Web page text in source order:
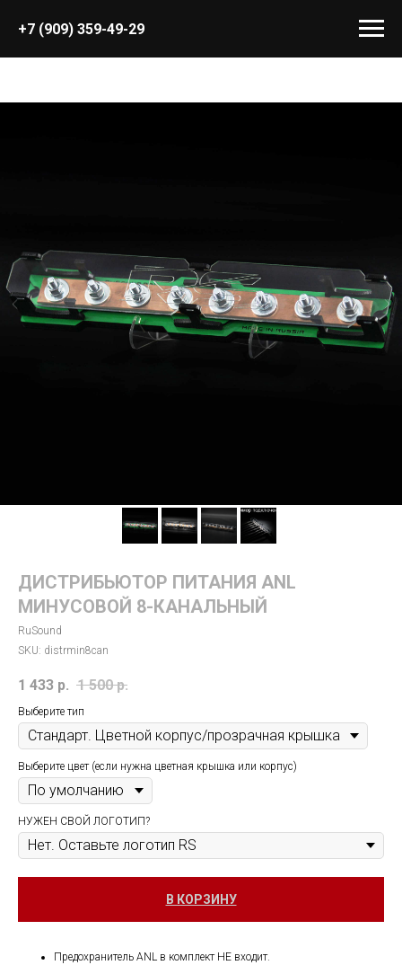
+7 (909) 359-49-29
ДИСТРИБЬЮТОР ПИТАНИЯ ANL
МИНУСОВОЙ 8-КАНАЛЬНЫЙ
RuSound
SKU: distrmin8can
1 433 р. 1 500 р.
Выберите тип
Выберите цвет (если нужна цветная крышка или корпус)
НУЖЕН СВОЙ ЛОГОТИП?
В КОРЗИНУ
Предохранитель ANL в комплект НЕ входит.